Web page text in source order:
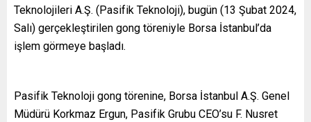
Teknolojileri A.Ş. (Pasifik Teknoloji), bugün (13 Şubat 2024,
Salı) gerçekleştirilen gong töreniyle Borsa İstanbul’da
işlem görmeye başladı.
Pasifik Teknoloji gong törenine, Borsa İstanbul A.Ş. Genel
Müdürü Korkmaz Ergun, Pasifik Grubu CEO’su F. Nusret